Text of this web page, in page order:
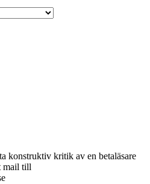
konstruktiv kritik av en betaläsare
mail till